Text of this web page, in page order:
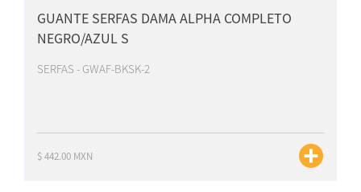
GUANTE SERFAS DAMA ALPHA COMPLETO
NEGRO/AZUL S
SERFAS - GWAF-BKSK-2
$ 442.00 MXN